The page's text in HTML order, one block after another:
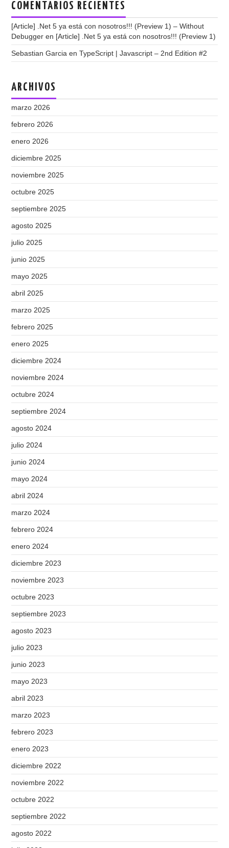
COMENTARIOS RECIENTES
[Article] .Net 5 ya está con nosotros!!! (Preview 1) – Without
Debugger en [Article] .Net 5 ya está con nosotros!!! (Preview 1)
Sebastian Garcia enTypeScript | Javascript – 2nd Edition #2
ARCHIVOS
marzo 2026
febrero 2026
enero 2026
diciembre 2025
noviembre 2025
octubre 2025
septiembre 2025
agosto 2025
julio 2025
junio 2025
mayo 2025
abril 2025
marzo 2025
febrero 2025
enero 2025
diciembre 2024
noviembre 2024
octubre 2024
septiembre 2024
agosto 2024
julio 2024
junio 2024
mayo 2024
abril 2024
marzo 2024
febrero 2024
enero 2024
diciembre 2023
noviembre 2023
octubre 2023
septiembre 2023
agosto 2023
julio 2023
junio 2023
mayo 2023
abril 2023
marzo 2023
febrero 2023
enero 2023
diciembre 2022
noviembre 2022
octubre 2022
septiembre 2022
agosto 2022